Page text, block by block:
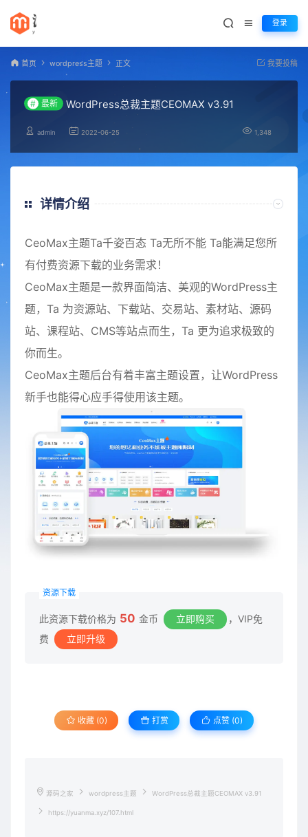
登录
首页 wordpress主题 正文 我要投稿
# 最新 WordPress总裁主题CEOMAX v3.91
admin 2022-06-25 1,348
详情介绍
CeoMax主题Ta千姿百态 Ta无所不能 Ta能满足您所
有付费资源下载的业务需求！
CeoMax主题是一款界面简洁、美观的WordPress主
题，Ta 为资源站、下载站、交易站、素材站、源码
站、课程站、CMS等站点而生，Ta 更为追求极致的
你而生。
CeoMax主题后台有着丰富主题设置，让WordPress
新手也能得心应手得使用该主题。
资源下载
此资源下载价格为 50 金币 立即购买
，VIP免
费
立即升级
收藏 (0) 打赏 点赞 (0)
源码之家 wordpress主题 WordPress总裁主题CEOMAX v3.91
https://yuanma.xyz/107.html